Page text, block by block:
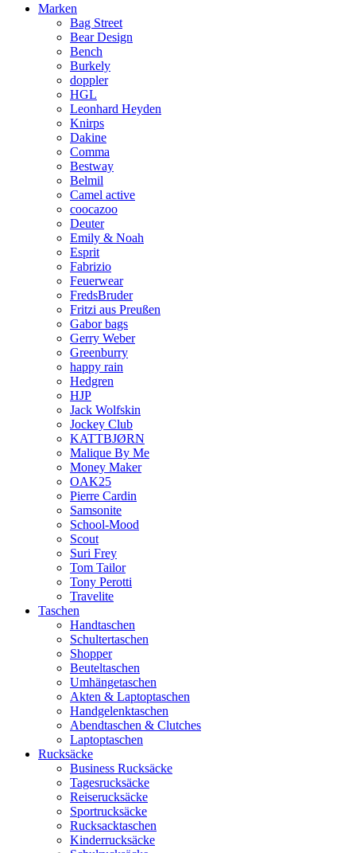
Marken
Bag Street
Bear Design
Bench
Burkely
doppler
HGL
Leonhard Heyden
Knirps
Dakine
Comma
Bestway
Belmil
Camel active
coocazoo
Deuter
Emily & Noah
Esprit
Fabrizio
Feuerwear
FredsBruder
Fritzi aus Preußen
Gabor bags
Gerry Weber
Greenburry
happy rain
Hedgren
HJP
Jack Wolfskin
Jockey Club
KATTBJØRN
Malique By Me
Money Maker
OAK25
Pierre Cardin
Samsonite
School-Mood
Scout
Suri Frey
Tom Tailor
Tony Perotti
Travelite
Taschen
Handtaschen
Schultertaschen
Shopper
Beuteltaschen
Umhängetaschen
Akten & Laptoptaschen
Handgelenktaschen
Abendtaschen & Clutches
Laptoptaschen
Rucksäcke
Business Rucksäcke
Tagesrucksäcke
Reiserucksäcke
Sportrucksäcke
Rucksacktaschen
Kinderrucksäcke